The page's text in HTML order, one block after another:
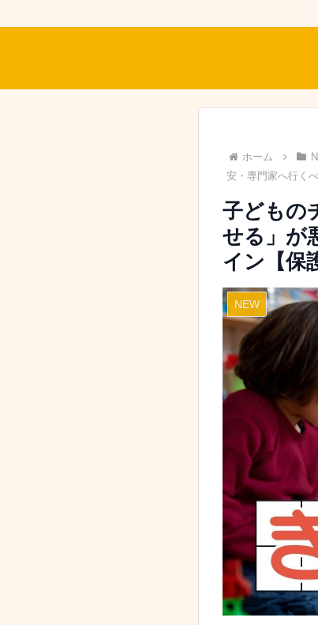
ホーム
安・専門家へ行く
子どもの
せる」が
イン【保
NEW